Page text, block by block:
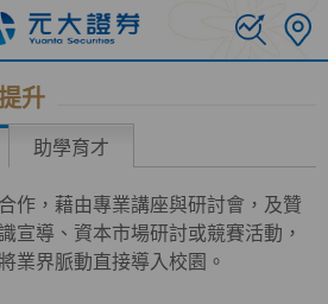
升
助學育才
作，藉由專業講座與研討會，及贊
宣導、資本市場研討或競賽活動，
業界脈動直接導入校園。